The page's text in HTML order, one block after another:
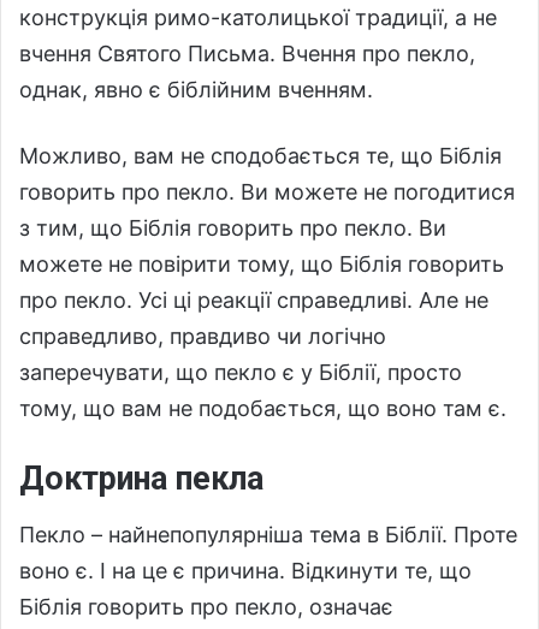
конструкція римо-католицької традиції, а не
вчення Святого Письма. Вчення про пекло,
однак, явно є біблійним вченням.
Можливо, вам не сподобається те, що Біблія
говорить про пекло. Ви можете не погодитися
з тим, що Біблія говорить про пекло. Ви
можете не повірити тому, що Біблія говорить
про пекло. Усі ці реакції справедливі. Але не
справедливо, правдиво чи логічно
заперечувати, що пекло є у Біблії, просто
тому, що вам не подобається, що воно там є.
Доктрина пекла
Пекло – найнепопулярніша тема в Біблії. Проте
воно є. І на це є причина. Відкинути те, що
Біблія говорить про пекло, означає